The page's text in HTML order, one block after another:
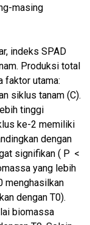
masing
indeks SPAD
Produksi total
faktor utama:
siklus tanam (C).
tinggi
ke-2 memiliki
dengan
signifikan ( P <
yang lebih
menghasilkan
dengan T0).
biomassa